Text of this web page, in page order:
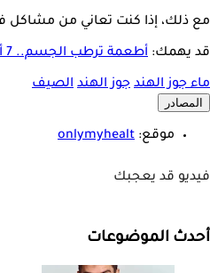
مع ذلك، إذا كنت تعاني من مشاكل
قد يهمك: أطعمة ترطب الجسم.. 7 أكلات مضادة لجفاف الصيف غير البطيخ
ماء جوز الهند جوز الهند الصيف
المصادر
موقع: onlymyhealt
فيديو قد يعجبك
أحدث الموضوعات